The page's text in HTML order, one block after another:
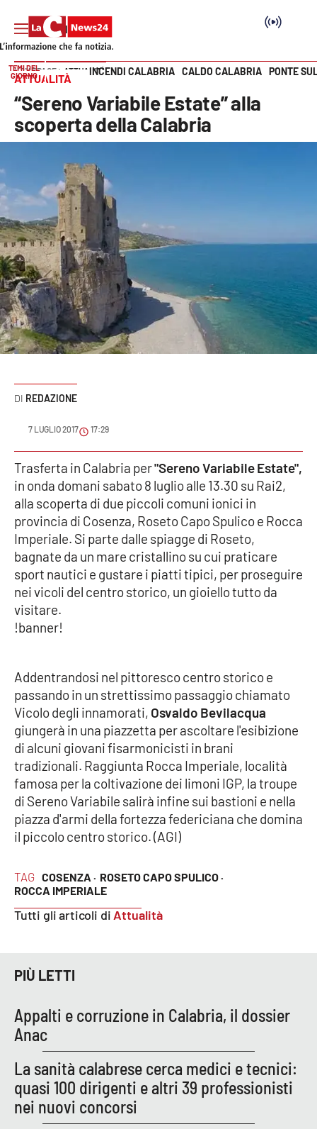
Politica
Attualità
Economia e lavoro
Italia Mondo
Sanità
Cultura
Podcast
Meteo
Editoriali
VIDEO
Ambiente
Cronaca
Economia e Lavoro
Politica
Sanità
Società
Sport
RUBRICHE
Parchi Marini Calabria
Imprese Di Calabria
Le perfidie di Antonella Grippo
Venti di comunicazione
Vai
TEMI DEL
GIORNO
INCENDI CALABRIA CALDO CALABRIA PONTE
HOME PAGE ATTUALITÀ
ATTUALITÀ
“Sereno Variabile Estate” alla
scoperta della Calabria
REDAZIONE
7 LUGLIO 2017 17:29
TAG COSENZA · ROSETO CAPO SPULICO ·
ROCCA IMPERIALE
Tutti gli articoli di Attualità
Trasferta in Calabria per"Sereno Variabile Estate",
in onda domani sabato 8 luglio alle 13.30 su Rai2,
alla scoperta di due piccoli comuni ionici in
provincia di Cosenza, Roseto Capo Spulico e Rocca
Imperiale. Si parte dalle spiagge di Roseto,
bagnate da un mare cristallino su cui praticare
sport nautici e gustare i piatti tipici, per proseguire
nei vicoli del centro storico, un gioiello tutto da
visitare.
!banner!
Addentrandosi nel pittoresco centro storico e
passando in un strettissimo passaggio chiamato
Vicolo degli innamorati, Osvaldo Bevilacqua
giungerà in una piazzetta per ascoltare l'esibizione
di alcuni giovani fisarmonicisti in brani
tradizionali. Raggiunta Rocca Imperiale, località
famosa per la coltivazione dei limoni IGP, la troupe
di Sereno Variabile salirà infine sui bastioni e nella
piazza d'armi della fortezza federiciana che domina
il piccolo centro storico. (AGI)
PIÙ LETTI
Appalti e corruzione in Calabria, il dossier
Anac
La sanità calabrese cerca medici e tecnici:
quasi 100 dirigenti e altri 39 professionisti
nei nuovi concorsi